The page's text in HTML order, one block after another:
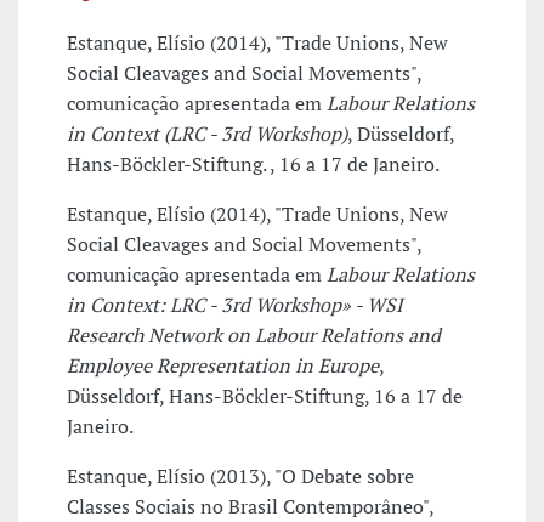
Estanque, Elísio (2014), "Trade Unions, New
Social Cleavages and Social Movements",
comunicação apresentada emLabour Relations
in Context (LRC - 3rd Workshop), Düsseldorf,
Hans-Böckler-Stiftung. , 16 a 17 de Janeiro.
Estanque, Elísio (2014), "Trade Unions, New
Social Cleavages and Social Movements",
comunicação apresentada emLabour Relations
in Context: LRC - 3rd Workshop» - WSI
Research Network on Labour Relations and
Employee Representation in Europe,
Düsseldorf, Hans-Böckler-Stiftung, 16 a 17 de
Janeiro.
Estanque, Elísio (2013), "O Debate sobre
Classes Sociais no Brasil Contemporâneo",